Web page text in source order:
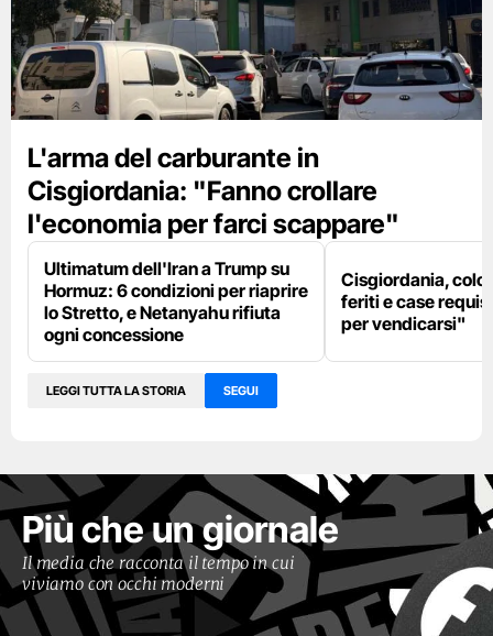
L'arma del carburante in
Cisgiordania: "Fanno crollare
l'economia per farci scappare"
Ultimatum dell'Iran a Trump su
Hormuz: 6 condizioni per riaprire
lo Stretto, e Netanyahu rifiuta
ogni concessione
Cisgiordania,
feriti e case
per vendicarsi"
LEGGI TUTTA LA STORIA SEGUI
Più che un giornale
Il media che racconta il tempo in cui
viviamo con occhi moderni